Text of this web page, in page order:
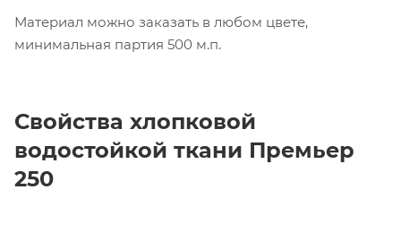
Материал можно заказать в любом цвете,
минимальная партия 500 м.п.
Свойства хлопковой
водостойкой ткани Премьер
250